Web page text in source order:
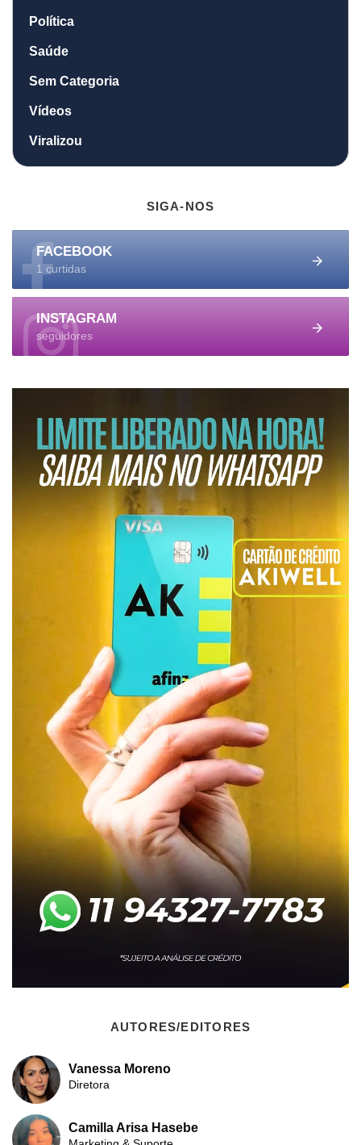
Política
Saúde
Sem Categoria
Vídeos
Viralizou
SIGA-NOS
FACEBOOK
1 curtidas
INSTAGRAM
seguidores
AUTORES/EDITORES
Vanessa Moreno
Diretora
Camilla Arisa Hasebe